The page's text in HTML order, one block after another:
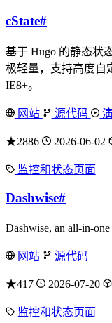
cState#
基于 Hugo 的静态状
极轻量，支持高度自
IE8+。
网站 源代码
★2886 2026-06-02
监控和状态页面
Dashwise#
Dashwise, an all-in-
网站 源代码
★417 2026-07-20
监控和状态页面